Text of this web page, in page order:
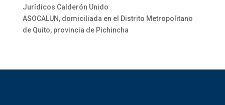
Jurídicos Calderón Unido
ASOCALUN, domiciliada en el Distrito Metropolitano
de Quito, provincia de Pichincha